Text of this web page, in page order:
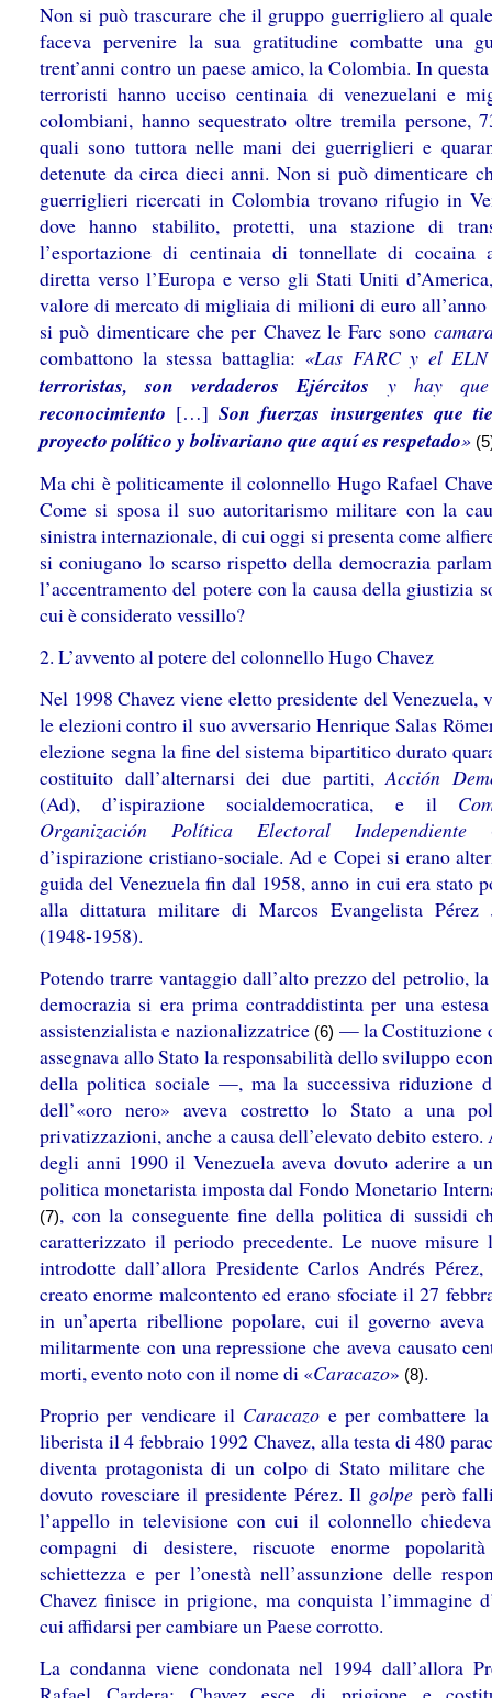
Non si può trascurare che il gruppo guerrigliero al
faceva pervenire la sua gratitudine combatte una
trent’anni contro un paese amico, la Colombia. In
terroristi hanno ucciso centinaia di venezuelani e
colombiani, hanno sequestrato oltre tremila persone,
quali sono tuttora nelle mani dei guerriglieri e
detenute da circa dieci anni. Non si può dimenticare
guerriglieri ricercati in Colombia trovano rifugio in
dove hanno stabilito, protetti, una stazione di
l’esportazione di centinaia di tonnellate di cocaina
diretta verso l’Europa e verso gli Stati Uniti
valore di mercato di migliaia di milioni di euro all’anno
si può dimenticare che per Chavez le Farc sono
combattono la stessa battaglia: «Las FARC y el
terroristas, son verdaderos Ejércitos y hay que
reconocimiento […] Son fuerzas insurgentes que
proyecto político y bolivariano que aquí es respetado»
Ma chi è politicamente il colonnello Hugo Rafael
Come si sposa il suo autoritarismo militare con la
sinistra internazionale, di cui oggi si presenta come
si coniugano lo scarso rispetto della democrazia
l’accentramento del potere con la causa della giustizia
cui è considerato vessillo?
2. L’avvento al potere del colonnello Hugo Chavez
Nel 1998 Chavez viene eletto presidente del Venezuela,
le elezioni contro il suo avversario Henrique Salas
elezione segna la fine del sistema bipartitico durato
costituito dall’alternarsi dei due partiti,Acción
(Ad), d’ispirazione socialdemocratica, e il
Organización Política Electoral Independiente
d’ispirazione cristiano-sociale. Ad e Copei si erano
guida del Venezuela fin dal 1958, anno in cui era stato
alla dittatura militare di Marcos Evangelista Pérez
(1948-1958).
Potendo trarre vantaggio dall’alto prezzo del petrolio,
democrazia si era prima contraddistinta per una
assistenzialista e nazionalizzatrice (6) — la Costituzione
assegnava allo Stato la responsabilità dello sviluppo
della politica sociale —, ma la successiva riduzione
dell’«oro nero» aveva costretto lo Stato a una
privatizzazioni, anche a causa dell’elevato debito
degli anni 1990 il Venezuela aveva dovuto aderire a
politica monetarista imposta dal Fondo Monetario
(7), con la conseguente fine della politica di sussidi
caratterizzato il periodo precedente. Le nuove misure
introdotte dall’allora Presidente Carlos Andrés Pérez,
creato enorme malcontento ed erano sfociate il 27
in un’aperta ribellione popolare, cui il governo aveva
militarmente con una repressione che aveva causato
morti, evento noto con il nome di «Caracazo» (8).
Proprio per vendicare il Caracazo e per combattere
liberista il 4 febbraio 1992 Chavez, alla testa di 480
diventa protagonista di un colpo di Stato militare che
dovuto rovesciare il presidente Pérez. Il golpe però
l’appello in televisione con cui il colonnello
compagni di desistere, riscuote enorme
schiettezza e per l’onestà nell’assunzione delle
Chavez finisce in prigione, ma conquista l’immagine
cui affidarsi per cambiare un Paese corrotto.
La condanna viene condonata nel 1994 dall’allora